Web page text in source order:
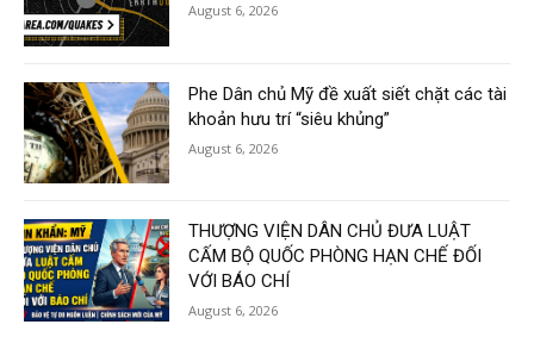
August 6, 2026
Phe Dân chủ Mỹ đề xuất siết chặt các tài
khoản hưu trí “siêu khủng”
August 6, 2026
THƯỢNG VIỆN DÂN CHỦ ĐƯA LUẬT
CẤM BỘ QUỐC PHÒNG HẠN CHẾ ĐỐI
VỚI BÁO CHÍ
August 6, 2026